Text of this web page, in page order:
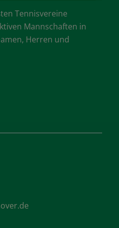
Tennisvereine
Mannschaften in
Herren und